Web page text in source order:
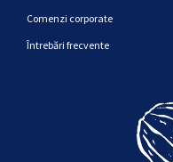
Comenzi corporate
Întrebări frecvente